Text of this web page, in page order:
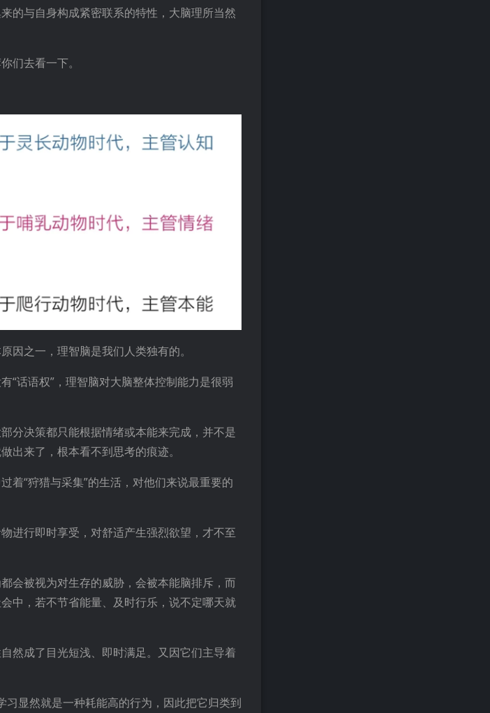
的与自身构成紧密联系的特性，大脑理所当然
们去看一下。
因之一，理智脑是我们人类独有的。
“话语权”，理智脑对大脑整体控制能力是很弱
分决策都只能根据情绪或本能来完成，并不是
出来了，根本看不到思考的痕迹。
着“狩猎与采集”的生活，对他们来说最重要的
进行即时享受，对舒适产生强烈欲望，才不至
会被视为对生存的威胁，会被本能脑排斥，而
中，若不节省能量、及时行乐，说不定哪天就
然成了目光短浅、即时满足。又因它们主导着
习显然就是一种耗能高的行为，因此把它归类到